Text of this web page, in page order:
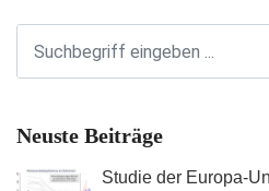
Neuste Beiträge
Studie der Europa-